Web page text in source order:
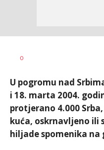
AUTOR
0
U pogromu nad
i 18. marta 2004.
protjerano 4.000
kuća, oskrnavljeno ili
hiljade spomenika